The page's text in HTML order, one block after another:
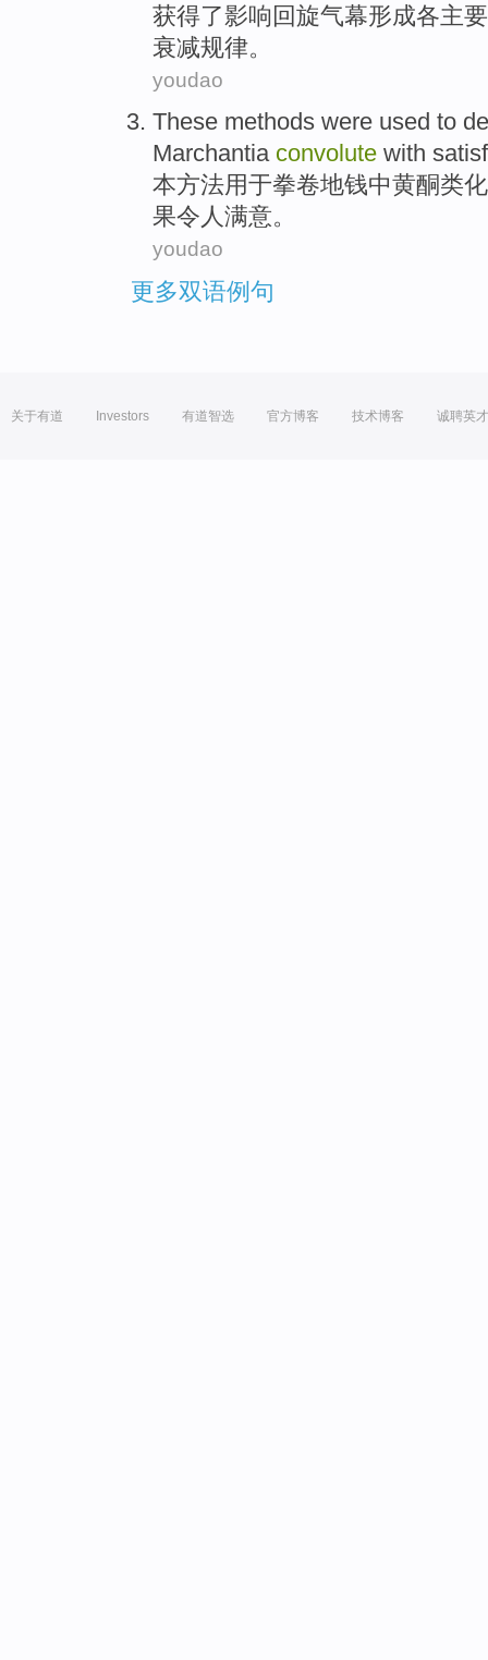
获得了影响 回旋气幕形成各主
衰减规律。
youdao
These methods were used to
Marchantia convolute with
本方法用于拳卷地钱中黄酮类
果令人满意。
youdao
更多双语例句
关于有道 Investors 有道智选 官方博客 技术博客 诚聘英才